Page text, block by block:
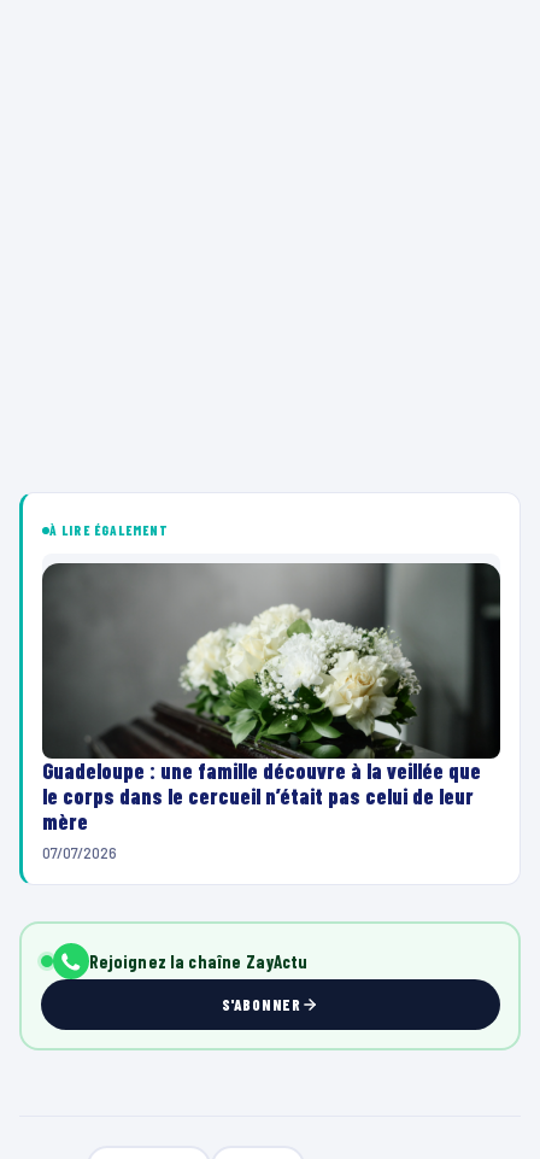
À LIRE ÉGALEMENT
Guadeloupe : une famille découvre à la veillée que
le corps dans le cercueil n’était pas celui de leur
mère
07/07/2026
Rejoignez la chaîne ZayActu
S'ABONNER